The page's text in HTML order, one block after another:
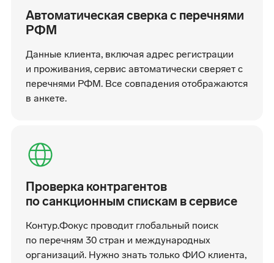
Автоматическая сверка с перечнями
РФМ
Данные клиента, включая адрес регистрации
и проживания, сервис автоматически сверяет с
перечнями РФМ. Все совпадения отображаются
в анкете.
Проверка контрагентов
по санкционным спискам в сервисе
Контур.Фокус проводит глобальный поиск
по перечням 30 стран и международных
организаций. Нужно знать только ФИО клиента,